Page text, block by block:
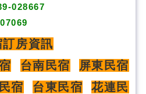
028667
訂房資訊
台南民宿
屏東民宿
宿 台東民宿
花連民